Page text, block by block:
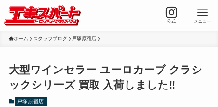
公式 メニュー
ホーム スタッフブログ 戸塚原宿店
大型ワインセラー ユーロカーブ クラシ
ックシリーズ 買取 入荷しました‼️
戸塚原宿店